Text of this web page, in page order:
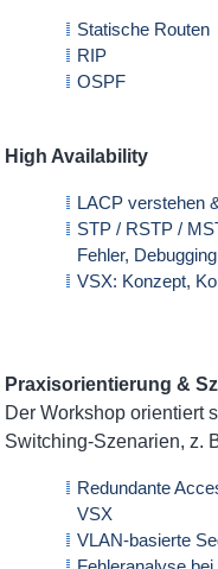
Statische Routen
RIP
OSPF
High Availability
LACP verstehen
STP / RSTP /
Fehler, Debugging
VSX: Konzept,
Praxisorientierung &
Der Workshop orientiert
Switching-Szenarien, z.
Redundante
VSX
VLAN-basierte